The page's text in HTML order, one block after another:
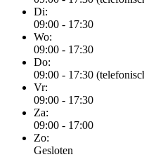
Di:
09:00 - 17:30
Wo:
09:00 - 17:30
Do:
09:00 - 17:30
Vr:
09:00 - 17:30
Za:
09:00 - 17:00
Zo:
Gesloten